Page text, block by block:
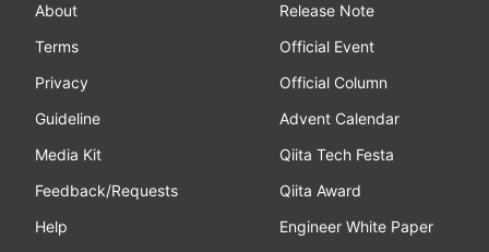
About
Terms
Privacy
Guideline
Media Kit
Feedback/Requests
Help
Release Note
Official Event
Official Column
Advent Calendar
Qiita Tech Festa
Qiita Award
Engineer White Paper